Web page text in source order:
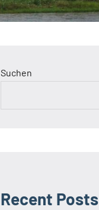
Suchen
Recent Posts